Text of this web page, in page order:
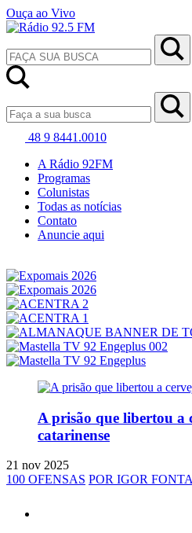
Ouça ao Vivo
48 9 8441.0010
A Rádio 92FM
Programas
Colunistas
Todas as notícias
Contato
Anuncie aqui
A prisão que libertou a
catarinense
21 nov 2025
100 OFENSAS POR IGOR